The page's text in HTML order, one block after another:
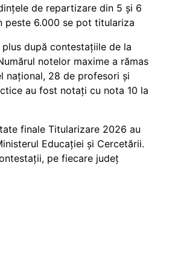
de repartizare din 5 și 6
peste 6.000 se pot titulariza
după contestațiile de la
notelor maxime a rămas
național, 28 de profesori și
au fost notați cu nota 10 la
finale Titularizare 2026 au
Educației și Cercetării.
pe fiecare județ